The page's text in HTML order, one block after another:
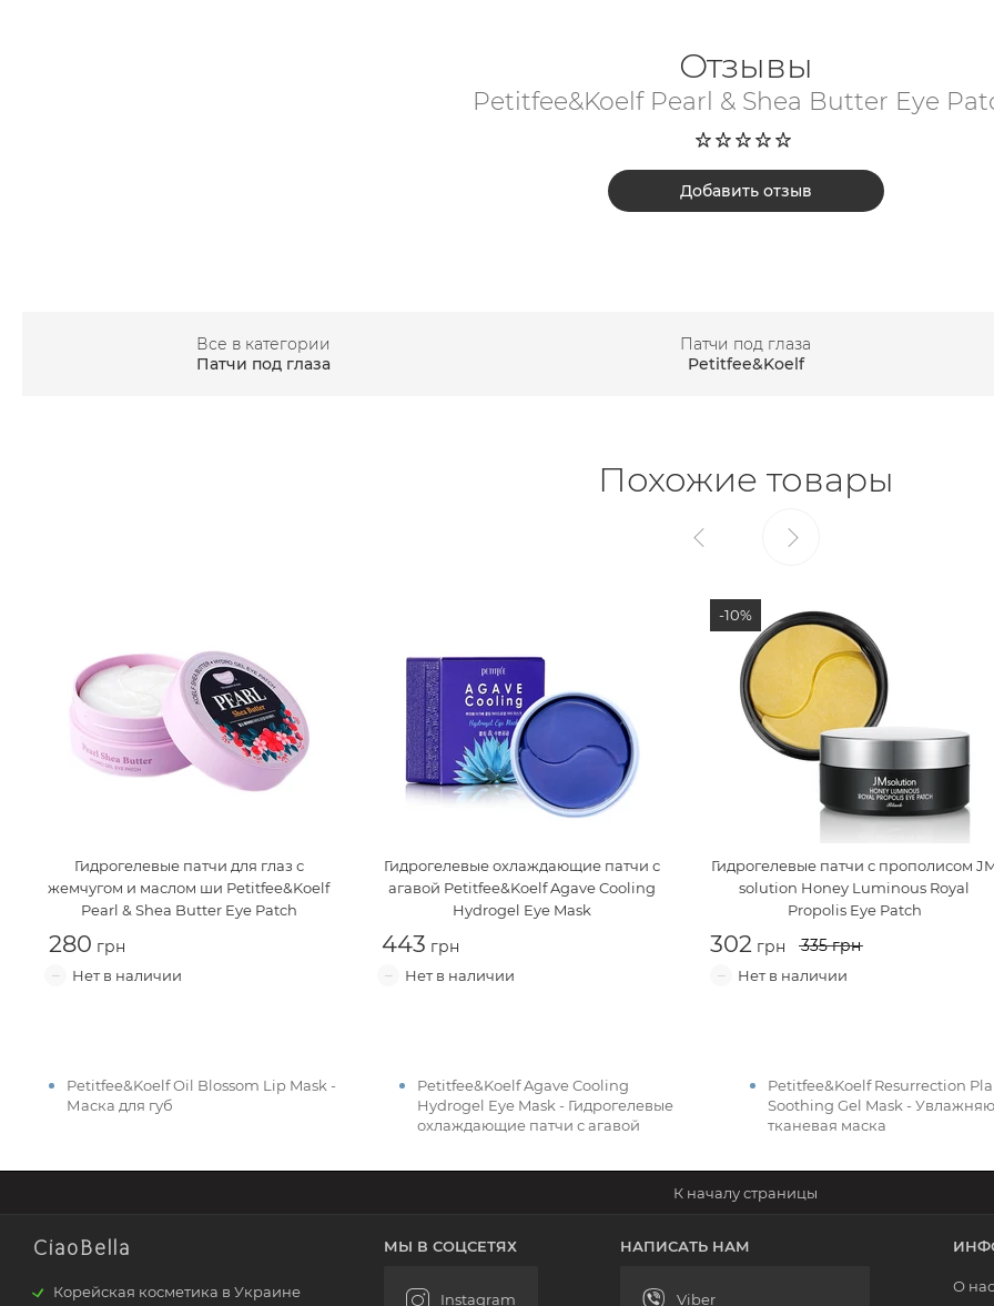
Отзывы
Petitfee&Koelf Pearl & Shea Butter Eye
Добавить отзыв
Все в категории
Патчи под глаза
Патчи под глаза
Petitfee&Koelf
Похожие товары
Гидрогелевые патчи для глаз с
жемчугом и маслом ши Petitfee&Koelf
Pearl & Shea Butter Eye Patch
280
Гидрогелевые охлаждающие патчи с
агавой Petitfee&Koelf Agave Cooling
Hydrogel Eye Mask
443
Гидрогелевые патчи с прополисом
solution Honey Luminous Royal
Propolis Eye Patch
335
Petitfee&Koelf Oil Blossom Lip Mask -
Маска для губ
Petitfee&Koelf Agave Cooling
Hydrogel Eye Mask - Гидрогелевые
охлаждающие патчи с агавой
Petitfee&Koelf Resurrection
Soothing Gel Mask -
тканевая маска
CiaoBella
Корейская косметика в Украине
МЫ В СОЦСЕТЯХ НАПИСАТЬ НАМ
О нас